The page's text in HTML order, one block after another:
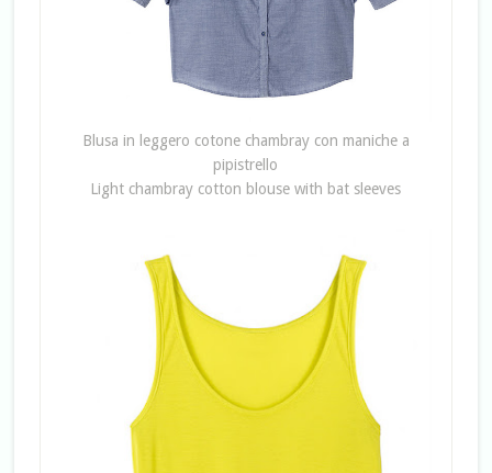
Blusa in leggero cotone chambray con maniche a
pipistrello
Light chambray cotton blouse with bat sleeves